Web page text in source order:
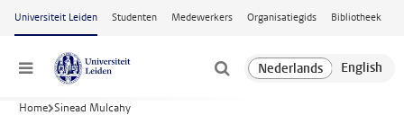
Ga naar hoofdinhoud
Universiteit Leiden Studenten Medewerkers Organisatiegids Bibliotheek
Menu
Home Sinead Mulcahy